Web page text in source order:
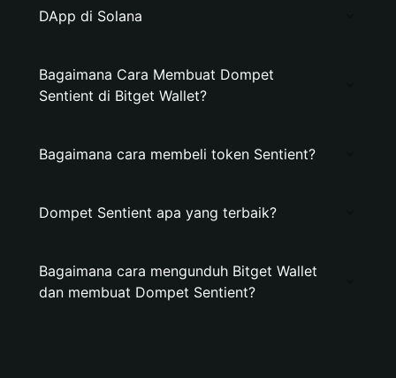
DApp di Solana
Bagaimana Cara Membuat Dompet
Sentient di Bitget Wallet?
Bagaimana cara membeli token Sentient?
Dompet Sentient apa yang terbaik?
Bagaimana cara mengunduh Bitget Wallet
dan membuat Dompet Sentient?